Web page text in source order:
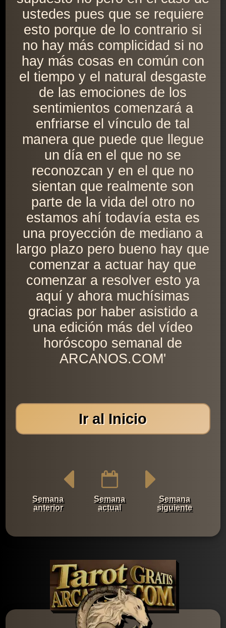
ustedes pues que se requiere
esto porque de lo contrario si
no hay más complicidad si no
hay más cosas en común con
el tiempo y el natural desgaste
de las emociones de los
sentimientos comenzará a
enfriarse el vínculo de tal
manera que puede que llegue
un día en el que no se
reconozcan y en el que no
sientan que realmente son
parte de la vida del otro no
estamos ahí todavía esta es
una proyección de mediano a
largo plazo pero bueno hay que
comenzar a actuar hay que
comenzar a resolver esto ya
aquí y ahora muchísimas
gracias por haber asistido a
una edición más del vídeo
horóscopo semanal de
ARCANOS.COM'
Ir al Inicio
Semana
anterior
Semana
actual
Semana
siguiente